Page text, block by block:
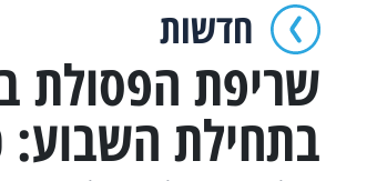
חדשות
שריפת הפסולת
בתחילת השבוע: